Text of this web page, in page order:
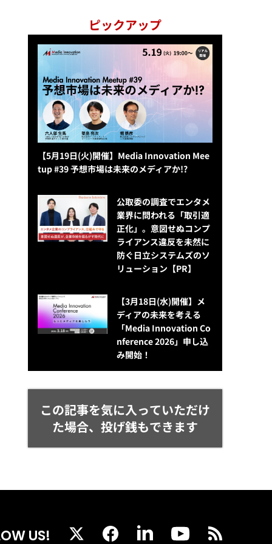
ピックアップ
【5月19日(火)開催】Media Innovation Mee
tup #39 予想市場は未来のメディアか!?
公​​取委の調査でエンタメ
業界に問われる「取引適
正化」。意図せぬコンプ
ライアンス違反を未然に
防ぐ日立システムズのソ
リューション​【PR】
【3月18日(水)開催】メ
ディアの未来を考える
「Media Innovation Co
nference 2026」申し込
み開始！
この記事を気に入っていただけ
た場合、投げ銭もできます
US!